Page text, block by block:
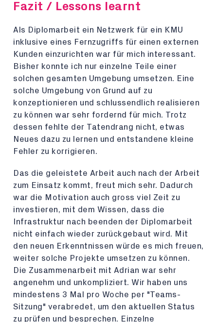
Fazit / Lessons learnt
Als Diplomarbeit ein Netzwerk für ein KMU
inklusive eines Fernzugriffs für einen externen
Kunden einzurichten war für mich interessant.
Bisher konnte ich nur einzelne Teile einer
solchen gesamten Umgebung umsetzen. Eine
solche Umgebung von Grund auf zu
konzeptionieren und schlussendlich realisieren
zu können war sehr fordernd für mich. Trotz
dessen fehlte der Tatendrang nicht, etwas
Neues dazu zu lernen und entstandene kleine
Fehler zu korrigieren.
Das die geleistete Arbeit auch nach der Arbeit
zum Einsatz kommt, freut mich sehr. Dadurch
war die Motivation auch gross viel Zeit zu
investieren, mit dem Wissen, dass die
Infrastruktur nach beenden der Diplomarbeit
nicht einfach wieder zurückgebaut wird. Mit
den neuen Erkenntnissen würde es mich freuen,
weiter solche Projekte umsetzen zu können.
Die Zusammenarbeit mit Adrian war sehr
angenehm und unkompliziert. Wir haben uns
mindestens 3 Mal pro Woche per "Teams-
Sitzung" verabredet, um den aktuellen Status
zu prüfen und besprechen. Einzelne